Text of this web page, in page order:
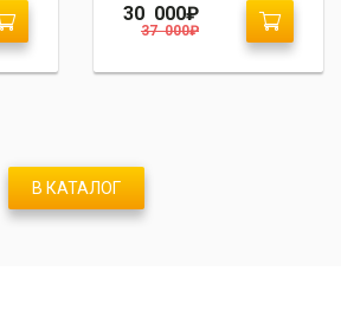
37 000₽
30 000₽
В КАТАЛОГ